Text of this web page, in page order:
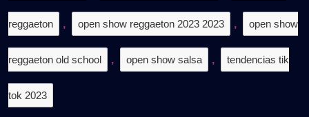
reggaeton , open show reggaeton 2023 2023 , open show
reggaeton old school , open show salsa , tendencias tik
tok 2023